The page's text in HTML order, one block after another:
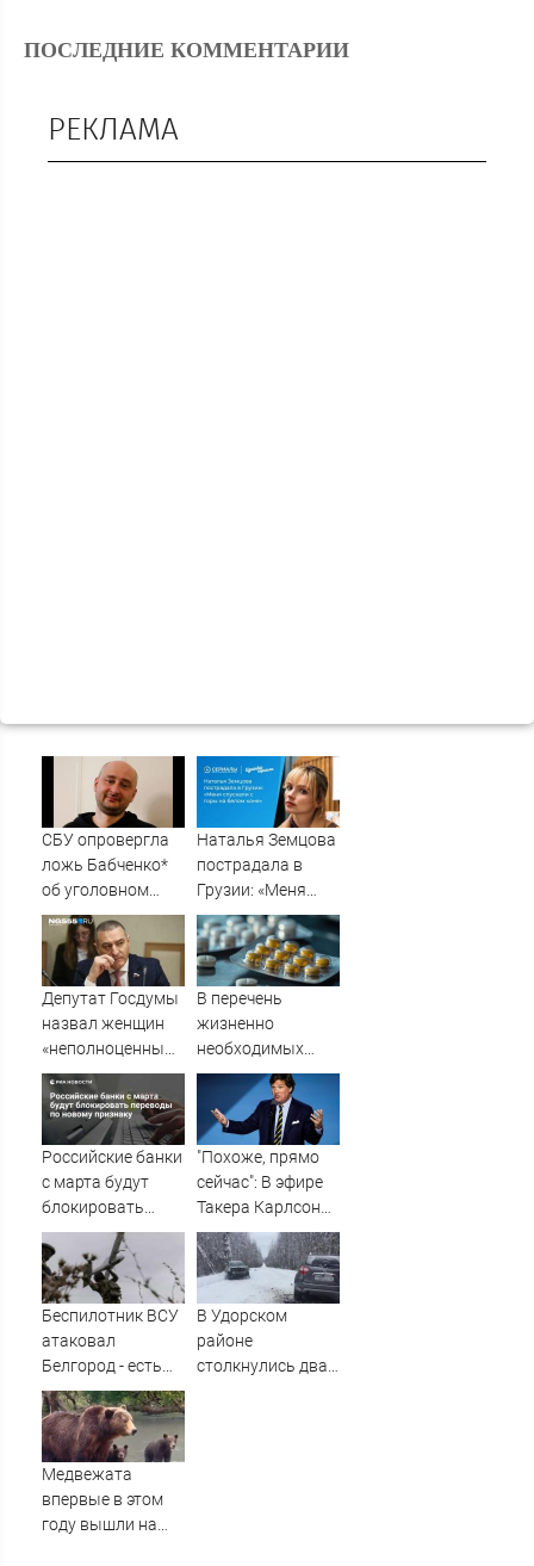
ПОСЛЕДНИЕ КОММЕНТАРИИ
РЕКЛАМА
СБУ опровергла
ложь Бабченко*
об уголовном
деле
Наталья Земцова
пострадала в
Грузии: «Меня
спускали с горы
на белом коне»
Депутат Госдумы
назвал женщин
«неполноценными».
И даже привел
аргумент
В перечень
жизненно
необходимых
лекарств
добавили еще
пять препаратов
Российские банки
с марта будут
блокировать
переводы по
новому признаку
"Похоже, прямо
сейчас": В эфире
Такера Карлсона
заговорили о
победе России ⋆
Листай.ру ✪
Беспилотник ВСУ
атаковал
Белгород - есть
пострадавшие
В Удорском
районе
столкнулись два
Медвежата
впервые в этом
году вышли на